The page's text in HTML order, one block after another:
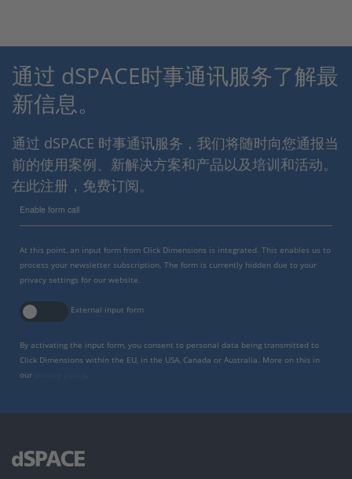
通过 dSPACE时事通讯服务了解最
新信息。
通过 dSPACE 时事通讯服务，我们将随时向您通报当
前的使用案例、新解决方案和产品以及培训和活动。
在此注册，免费订阅。
Enable form call
At this point, an input form from Click Dimensions is integrated. This enables us to
process your newsletter subscription. The form is currently hidden due to your
privacy settings for our website.
External input form
By activating the input form, you consent to personal data being transmitted to
Click Dimensions within the EU, in the USA, Canada or Australia. More on this in
our
.